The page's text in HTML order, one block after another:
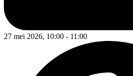
27 mei 2026, 10:00 - 11:00